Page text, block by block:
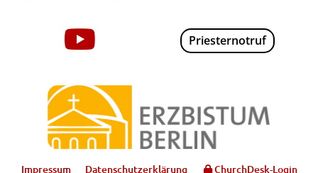
Priesternotruf
Impressum Datenschutzerklärung ChurchDesk-Login